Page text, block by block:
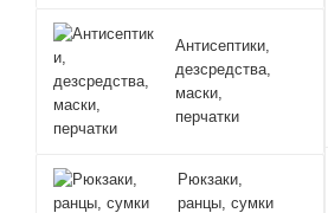
Антисептики,
дезсредства,
маски,
перчатки
Рюкзаки,
ранцы, сумки